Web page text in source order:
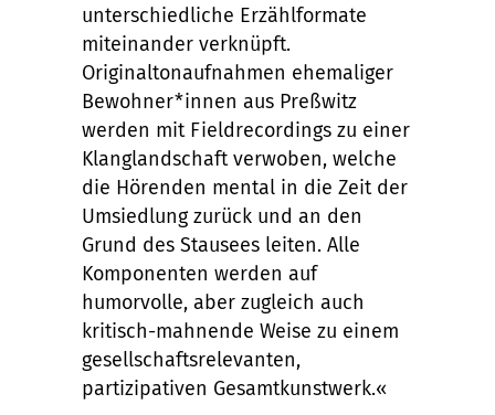
unterschiedliche Erzählformate
miteinander verknüpft.
Originaltonaufnahmen ehemaliger
Bewohner*innen aus Preßwitz
werden mit Fieldrecordings zu einer
Klanglandschaft verwoben, welche
die Hörenden mental in die Zeit der
Umsiedlung zurück und an den
Grund des Stausees leiten. Alle
Komponenten werden auf
humorvolle, aber zugleich auch
kritisch-mahnende Weise zu einem
gesellschaftsrelevanten,
partizipativen Gesamtkunstwerk.«